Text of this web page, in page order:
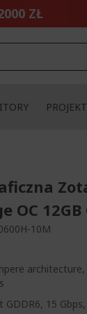
ZŁ
OC 12GB
10M
architecture,
GDDR6, 15 Gbps,